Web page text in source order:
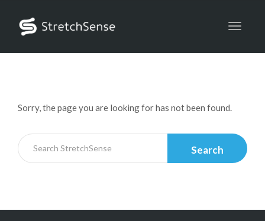
Sorry, the page you are looking for has not been found.
Search